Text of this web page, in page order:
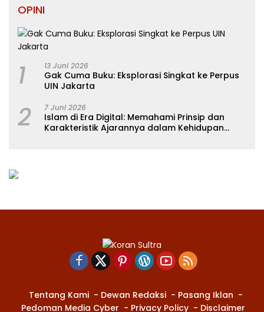
OPINI
1 13 Juni 2026
Gak Cuma Buku: Eksplorasi Singkat ke Perpus
UIN Jakarta
2 7 Juni 2026
Islam di Era Digital: Memahami Prinsip dan
Karakteristik Ajarannya dalam Kehidupan
Tentang Kami Dewan Redaksi
Pasang Iklan
Pedoman Media Cyber
Privacy Policy Disclaimer